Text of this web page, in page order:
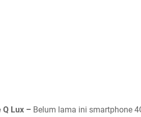
Q Lux – Belum lama ini smartphone